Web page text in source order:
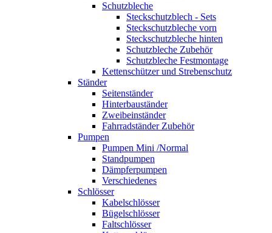
Schutzbleche
Steckschutzblech - Sets
Steckschutzbleche vorn
Steckschutzbleche hinten
Schutzbleche Zubehör
Schutzbleche Festmontage
Kettenschützer und Strebenschutz
Ständer
Seitenständer
Hinterbauständer
Zweibeinständer
Fahrradständer Zubehör
Pumpen
Pumpen Mini /Normal
Standpumpen
Dämpferpumpen
Verschiedenes
Schlösser
Kabelschlösser
Bügelschlösser
Faltschlösser